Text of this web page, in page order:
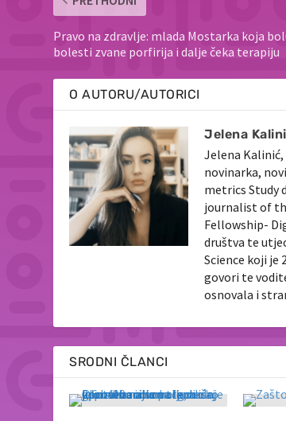
Pravo na zdravlje: mlada Mostarka koja
bolesti zvane porfirija i dalje čeka terapiju
O AUTORU/AUTORICI
Jelena
Jelena
novinarka,
metrics Study
journalist of
Fellowship-
društva te
Science koji je
govori te
osnovala i
SRODNI ČLANCI